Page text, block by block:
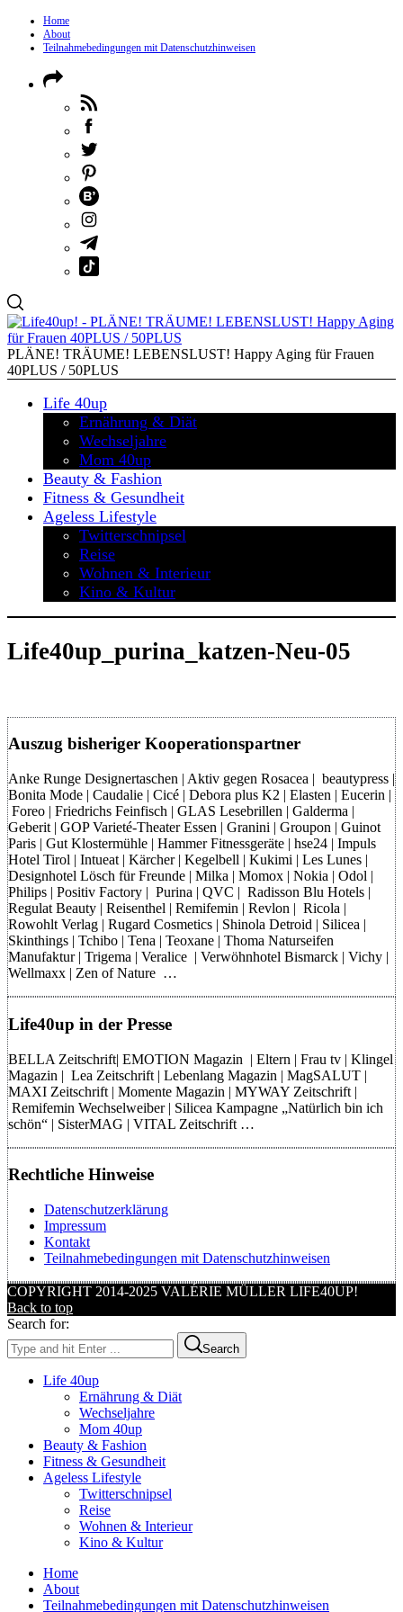
Home
About
Teilnahmebedingungen mit Datenschutzhinweisen
PLÄNE! TRÄUME! LEBENSLUST! Happy Aging für Frauen
40PLUS / 50PLUS
Life 40up
Ernährung & Diät
Wechseljahre
Mom 40up
Beauty & Fashion
Fitness & Gesundheit
Ageless Lifestyle
Twitterschnipsel
Reise
Wohnen & Interieur
Kino & Kultur
Life40up_purina_katzen-Neu-05
Auszug bisheriger Kooperationspartner
Anke Runge Designertaschen | Aktiv gegen Rosacea | beautypress |
Bonita Mode | Caudalie | Cicé | Debora plus K2 | Elasten | Eucerin |
Foreo | Friedrichs Feinfisch | GLAS Lesebrillen | Galderma |
Geberit | GOP Varieté-Theater Essen | Granini | Groupon | Guinot
Paris | Gut Klostermühle | Hammer Fitnessgeräte | hse24 | Impuls
Hotel Tirol | Intueat | Kärcher | Kegelbell | Kukimi | Les Lunes |
Designhotel Lösch für Freunde | Milka | Momox | Nokia | Odol |
Philips | Positiv Factory | Purina | QVC | Radisson Blu Hotels |
Regulat Beauty | Reisenthel | Remifemin | Revlon | Ricola |
Rowohlt Verlag | Rugard Cosmetics | Shinola Detroid | Silicea |
Skinthings | Tchibo | Tena | Teoxane | Thoma Naturseifen
Manufaktur | Trigema | Veralice | Verwöhnhotel Bismarck | Vichy |
Wellmaxx | Zen of Nature …
Life40up in der Presse
BELLA Zeitschrift| EMOTION Magazin | Eltern | Frau tv | Klingel
Magazin | Lea Zeitschrift | Lebenlang Magazin | MagSALUT |
MAXI Zeitschrift | Momente Magazin | MYWAY Zeitschrift |
Remifemin Wechselweiber | Silicea Kampagne „Natürlich bin ich
schön“ | SisterMAG | VITAL Zeitschrift …
Rechtliche Hinweise
Datenschutzerklärung
Impressum
Kontakt
Teilnahmebedingungen mit Datenschutzhinweisen
COPYRIGHT 2014-2025 VALÉRIE MÜLLER LIFE40UP!
Back to top
Search for:
Search
Life 40up
Ernährung & Diät
Wechseljahre
Mom 40up
Beauty & Fashion
Fitness & Gesundheit
Ageless Lifestyle
Twitterschnipsel
Reise
Wohnen & Interieur
Kino & Kultur
Home
About
Teilnahmebedingungen mit Datenschutzhinweisen